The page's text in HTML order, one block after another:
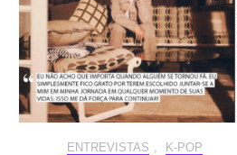
ENTREVISTAS K-POP